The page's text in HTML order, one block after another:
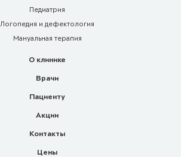
Педиатрия
Логопедия и дефектология
Мануальная терапия
О клинике
Врачи
Пациенту
Акции
Контакты
Цены